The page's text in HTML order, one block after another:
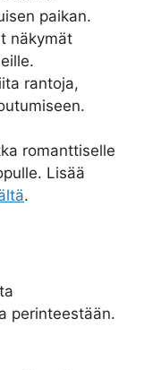
paikan.
näkymät
rantoja,
romanttiselle
Lisää
.
perinteestään.